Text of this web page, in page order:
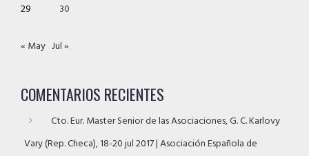
29
30
« May Jul »
COMENTARIOS RECIENTES
Cto. Eur. Master Senior de las Asociaciones, G. C. Karlovy
Vary (Rep. Checa), 18-20 jul 2017 | Asociación Española de